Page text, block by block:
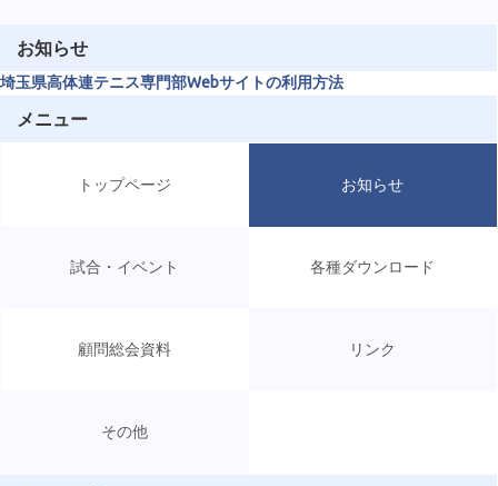
お知らせ
埼玉県高体連テニス専門部Webサイトの利用方法
メニュー
トップページ お知らせ
試合・イベント 各種ダウンロード
顧問総会資料 リンク
その他